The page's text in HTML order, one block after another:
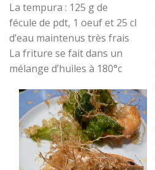
La tempura : 125 g de
fécule de pdt, 1 oeuf et 25 cl
d’eau maintenus très frais
La friture se fait dans un
mélange d’huiles à 180°c